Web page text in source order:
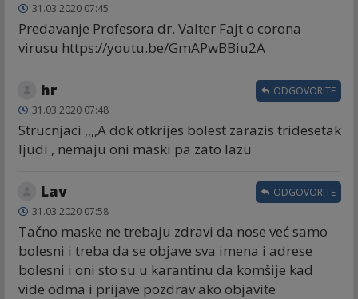
31.03.2020 07:45
Predavanje Profesora dr. Valter Fajt o corona
virusu https://youtu.be/GmAPwBBiu2A
hr
31.03.2020 07:48
Strucnjaci ,,,,A dok otkrijes bolest zarazis tridesetak
ljudi , nemaju oni maski pa zato lazu
ODGOVORITE
Lav
31.03.2020 07:58
Tačno maske ne trebaju zdravi da nose već samo
bolesni i treba da se objave sva imena i adrese
bolesni i oni sto su u karantinu da komšije kad
vide odma i prijave pozdrav ako objavite
ODGOVORITE